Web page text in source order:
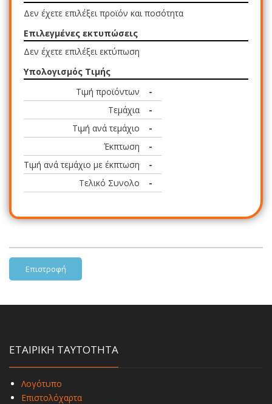
Δεν έχετε επιλέξει προϊόν και ποσότητα
Επιλεγμένες εκτυπώσεις
Δεν έχετε επιλέξει εκτύπωση
Υπολογισμός Τιμής
Τιμή προϊόντων
-
Τεμάχια
-
Τιμή ανά τεμάχιο
-
Έκπτωση
-
Τιμή ανά τεμάχιο με έκπτωση
-
Τελικό Συνολο
-
Επιστροφή
ΕΤΑΙΡΙΚΗ ΤΑΥΤΟΤΗΤΑ
Λογότυπο
Επιστολόχαρτα